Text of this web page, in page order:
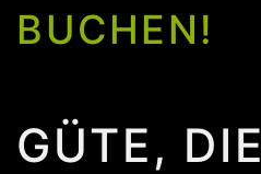
BUCHEN!
GÜTE, DIE